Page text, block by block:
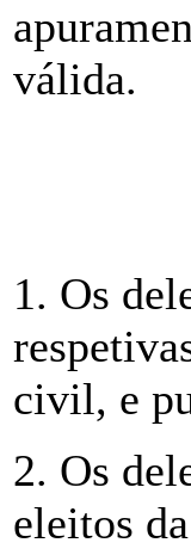
válida.
1. Os
civil, e
2. Os
eleitos